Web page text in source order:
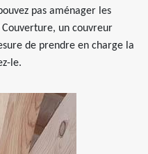
pas aménager les
un couvreur
de prendre en charge la
le.